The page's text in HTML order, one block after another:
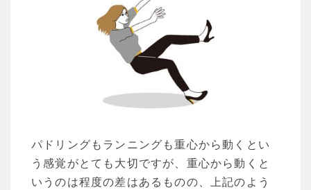
パドリングもランニングも重心から動くとい
う感覚がとても大切ですが、重心から動くと
いうのは程度の差はあるものの、上記のよう